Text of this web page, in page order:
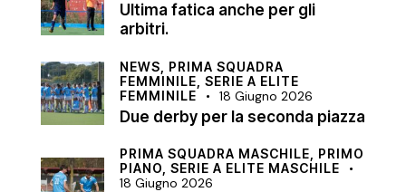
Ultima fatica anche per gli
arbitri.
NEWS, PRIMA SQUADRA
FEMMINILE, SERIE A ELITE
FEMMINILE
18 Giugno 2026
Due derby per la seconda piazza
PRIMA SQUADRA MASCHILE, PRIMO
PIANO, SERIE A ELITE MASCHILE
18 Giugno 2026